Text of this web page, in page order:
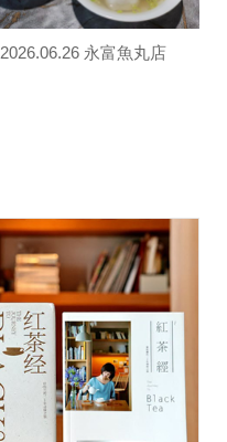
2026.06.26 永富魚丸店